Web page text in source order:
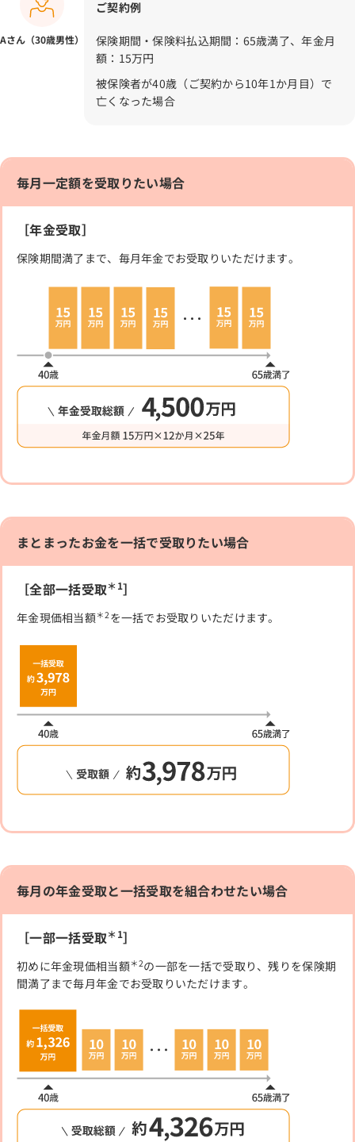
Aさん（30歳男性）
ご契約例
保険期間・保険料払込期間：65歳満了、年金月
額：15万円
被保険者が40歳（ご契約から10年1か月目）で
亡くなった場合
毎月一定額を受取りたい場合
［年金受取］
保険期間満了まで、毎月年金でお受取りいただけます。
まとまったお金を一括で受取りたい場合
［全部一括受取＊1］
年金現価相当額＊2 を一括でお受取りいただけます。
毎月の年金受取と一括受取を組合わせたい場合
［一部一括受取＊1］
初めに年金現価相当額＊2の一部を一括で受取り、残りを保険期
間満了まで毎月年金でお受取りいただけます。